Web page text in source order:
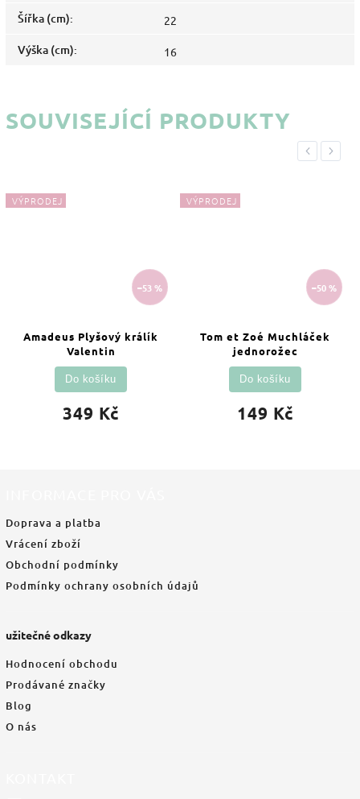
Šířka (cm): 22
Výška (cm): 16
SOUVISEJÍCÍ PRODUKTY
Previous
VÝPRODEJ
–53 %
Amadeus Plyšový králík
Valentin
349 Kč
Do košíku
VÝPRODEJ
–50 %
Tom et Zoé Muchláček
jednorožec
149 Kč
Do košíku
Next
Doprava a platba
Vrácení zboží
Obchodní podmínky
Podmínky ochrany osobních údajů
užitečné odkazy
Hodnocení obchodu
Prodávané značky
Blog
O nás